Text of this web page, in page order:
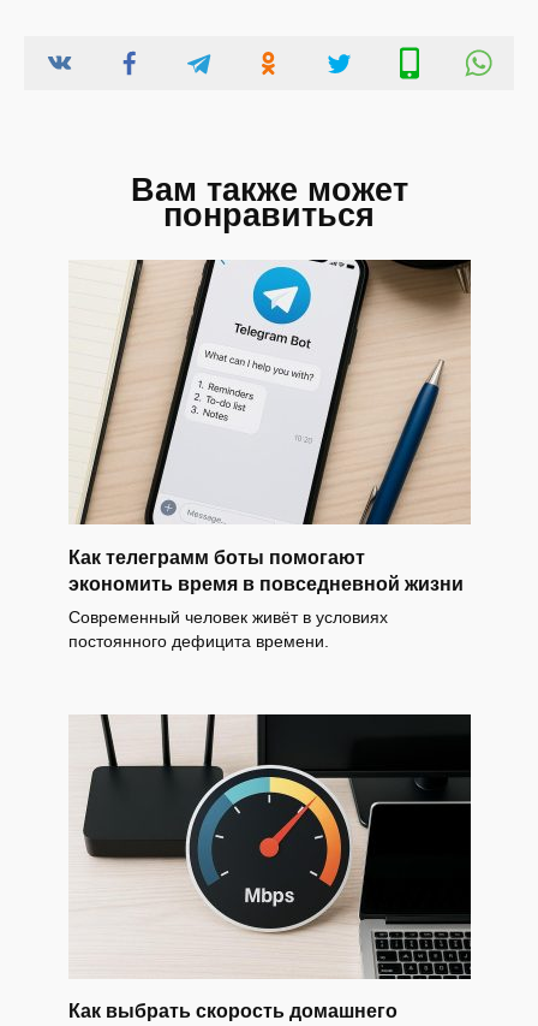
Вам также может
понравиться
Как телеграмм боты помогают
экономить время в повседневной жизни
Современный человек живёт в условиях
постоянного дефицита времени.
Как выбрать скорость домашнего